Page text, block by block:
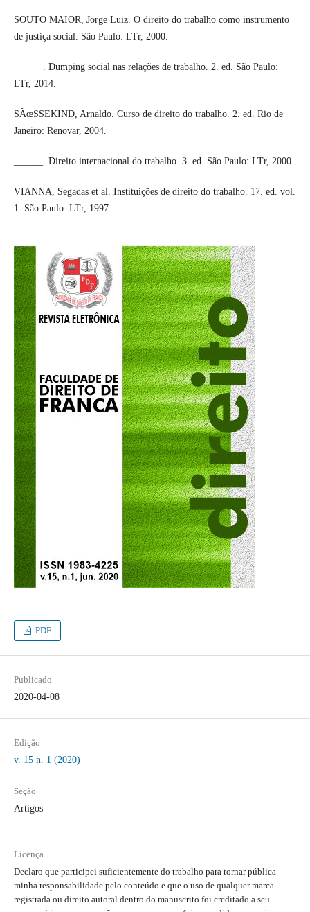
SOUTO MAIOR, Jorge Luiz. O direito do trabalho como instrumento
de justiça social. São Paulo: LTr, 2000.
______. Dumping social nas relações de trabalho. 2. ed. São Paulo:
LTr, 2014.
SÃœSSEKIND, Arnaldo. Curso de direito do trabalho. 2. ed. Rio de
Janeiro: Renovar, 2004.
______. Direito internacional do trabalho. 3. ed. São Paulo: LTr, 2000.
VIANNA, Segadas et al. Instituições de direito do trabalho. 17. ed. vol.
1. São Paulo: LTr, 1997.
PDF
Publicado
2020-04-08
Edição
v. 15 n. 1 (2020)
Seção
Artigos
Licença
Declaro que participei suficientemente do trabalho para tornar pública
minha responsabilidade pelo conteúdo e que o uso de qualquer marca
registrada ou direito autoral dentro do manuscrito foi creditado a seu